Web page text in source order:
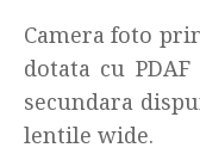
Camera foto
dotata cu
secundara
lentile wide.